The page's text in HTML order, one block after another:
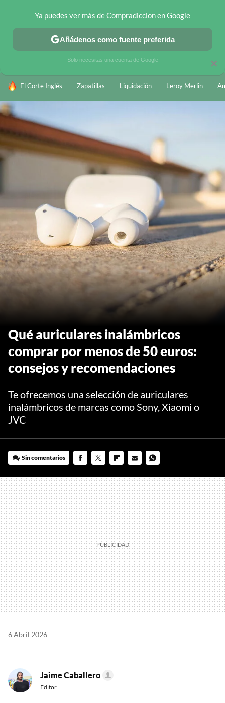
CHOLLOS TELEGRAM OFERTAS EN MÓVILES OFERTAS EN
HOY SE HABLA DE
El Corte Inglés Zapatillas Liquidación Leroy Merlin
Qué auriculares inalámbricos
comprar por menos de 50 euros:
consejos y recomendaciones
Te ofrecemos una selección de auriculares
inalámbricos de marcas como Sony, Xiaomi o
JVC
Sin comentarios
MAIL
6 Abril 2026
Jaime Caballero
Editor
×
Ya puedes ver más de Compradiccion en Google
Añádenos como fuente preferida
Solo necesitas una cuenta de Google